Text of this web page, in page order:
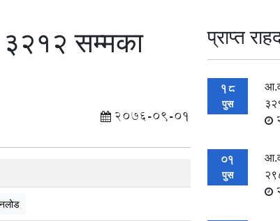
सम्मका
2076-09-01
प्राप्त
18
पुस
01
पुस